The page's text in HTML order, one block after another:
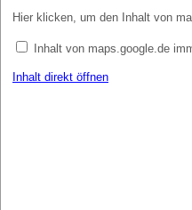
Hier klicken, um den Inhalt von
Inhalt von maps.google.de
Inhalt direkt öffnen